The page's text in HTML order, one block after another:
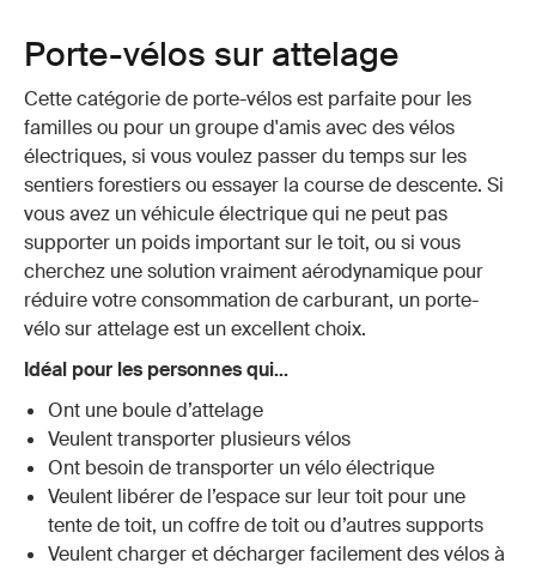
Porte-vélos sur attelage
Cette catégorie de porte-vélos est parfaite pour les
familles ou pour un groupe d'amis avec des vélos
électriques, si vous voulez passer du temps sur les
sentiers forestiers ou essayer la course de descente. Si
vous avez un véhicule électrique qui ne peut pas
supporter un poids important sur le toit, ou si vous
cherchez une solution vraiment aérodynamique pour
réduire votre consommation de carburant, un porte-
vélo sur attelage est un excellent choix.
Idéal pour les personnes qui...
Ont une boule d’attelage
Veulent transporter plusieurs vélos
Ont besoin de transporter un vélo électrique
Veulent libérer de l’espace sur leur toit pour une
tente de toit, un coffre de toit ou d’autres supports
Veulent charger et décharger facilement des vélos à